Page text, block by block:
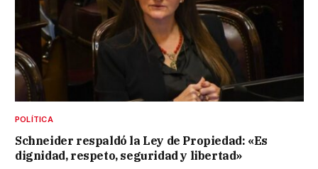
POLÍTICA
Schneider respaldó la Ley de Propiedad: «Es
dignidad, respeto, seguridad y libertad»